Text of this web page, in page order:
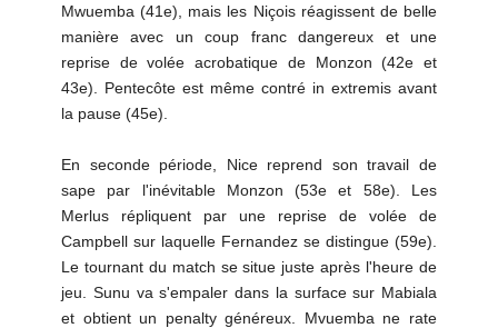
Mwuemba (41e), mais les Niçois réagissent de belle
manière avec un coup franc dangereux et une
reprise de volée acrobatique de Monzon (42e et
43e). Pentecôte est même contré in extremis avant
la pause (45e).
En seconde période, Nice reprend son travail de
sape par l'inévitable Monzon (53e et 58e). Les
Merlus répliquent par une reprise de volée de
Campbell sur laquelle Fernandez se distingue (59e).
Le tournant du match se situe juste après l'heure de
jeu. Sunu va s'empaler dans la surface sur Mabiala
et obtient un penalty généreux. Mvuemba ne rate